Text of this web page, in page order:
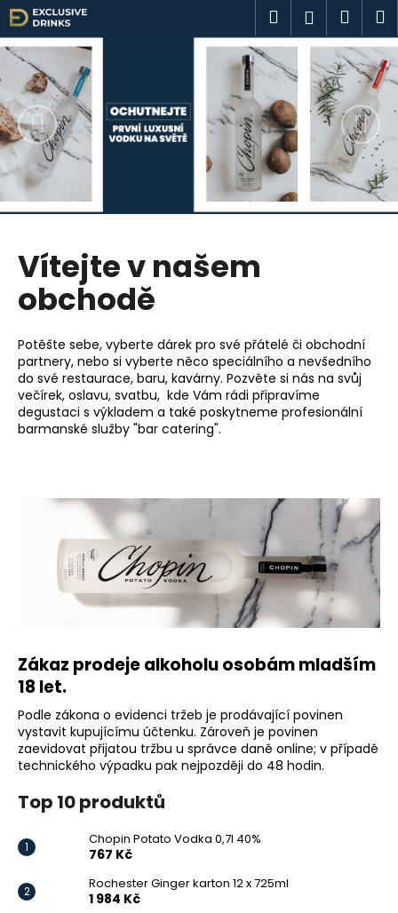
Přejít
na
obsah
Hledat
košík
V
í
t
e
j
t
e
v
n
a
š
e
m
ě
Předchozí
Vítejte v našem
obchodě
Potěšte sebe, vyberte dárek pro své přátelé či obchodní
partnery, nebo si vyberte něco speciálního a nevšedního
do své restaurace, baru, kavárny. Pozvěte si nás na svůj
večírek, oslavu, svatbu, kde Vám rádi připravíme
degustaci s výkladem a také poskytneme profesionální
barmanské služby "bar catering".
Zákaz prodeje alkoholu osobám mladším
18 let.
Podle zákona o evidenci tržeb je prodávající povinen
vystavit kupujícímu účtenku. Zároveň je povinen
zaevidovat přijatou tržbu u správce daně online; v případě
technického výpadku pak nejpozději do 48 hodin.
Top 10 produktů
Chopin Potato Vodka 0,7l 40%
767 Kč
Rochester Ginger karton 12 x 725ml
1 984 Kč
K
o
š
í
k
Zpět
Zpět
C
o
p
o
t
ř
b
u
j
t
e
n
a
j
HLEDAT
D
o
p
o
r
č
j
e
m
e